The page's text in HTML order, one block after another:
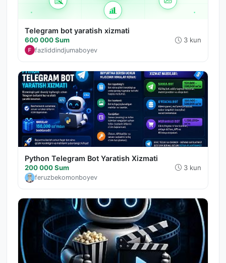
Telegram bot yaratish xizmati
600 000 Sum 3 kun
fazliddindjumaboyev
Python Telegram Bot Yaratish Xizmati
200 000 Sum 3 kun
feruzbekomonboyev